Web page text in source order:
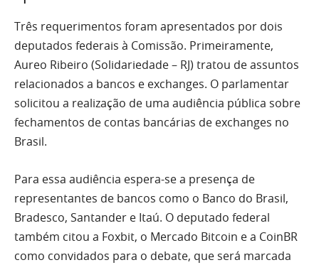
Três requerimentos foram apresentados por dois
deputados federais à Comissão. Primeiramente,
Aureo Ribeiro (Solidariedade – RJ) tratou de assuntos
relacionados a bancos e exchanges. O parlamentar
solicitou a realização de uma audiência pública sobre
fechamentos de contas bancárias de exchanges no
Brasil.
Para essa audiência espera-se a presença de
representantes de bancos como o Banco do Brasil,
Bradesco, Santander e Itaú. O deputado federal
também citou a Foxbit, o Mercado Bitcoin e a CoinBR
como convidados para o debate, que será marcada